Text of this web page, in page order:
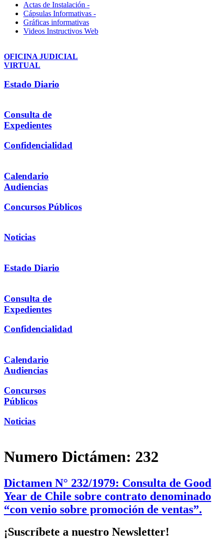
Actas de Instalación -
Cápsulas Informativas -
Gráficas informativas
Videos Instructivos Web
OFICINA JUDICIAL
VIRTUAL
Estado Diario
Consulta de
Expedientes
Confidencialidad
Calendario
Audiencias
Concursos Públicos
Noticias
Estado Diario
Consulta de
Expedientes
Confidencialidad
Calendario
Audiencias
Concursos
Públicos
Noticias
Numero Dictámen: 232
Dictamen N° 232/1979: Consulta de Good
Year de Chile sobre contrato denominado
“con venio sobre promoción de ventas”.
¡Suscríbete a nuestro Newsletter!